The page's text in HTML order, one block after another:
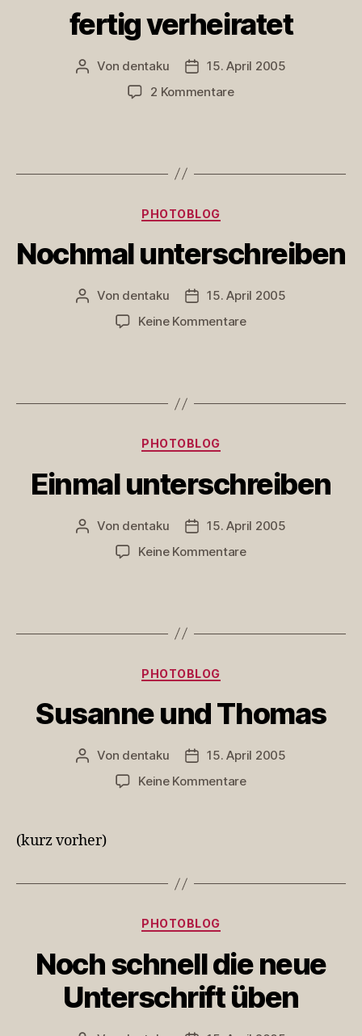
fertig verheiratet
Beitragsautor
Von dentaku Veröffentlichungsdatum
15. April 2005
2 Kommentarezu
Kategorien
PHOTOBLOG
Nochmal unterschreiben
Beitragsautor
Von dentaku Veröffentlichungsdatum
15. April 2005
Keine Kommentarezu
Kategorien
PHOTOBLOG
Einmal unterschreiben
Beitragsautor
Von dentaku Veröffentlichungsdatum
15. April 2005
Keine Kommentarezu
Kategorien
PHOTOBLOG
Susanne und Thomas
Beitragsautor
Von dentaku Veröffentlichungsdatum
15. April 2005
Keine Kommentarezu
(kurz vorher)
Kategorien
PHOTOBLOG
Noch schnell die neue
Unterschrift üben